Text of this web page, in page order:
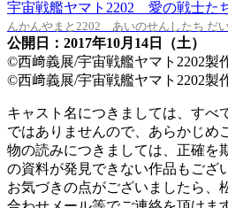
宇宙戦艦ヤマト2202 愛の戦士た
んかんやまと2202 あいのせんしたち だ
公開日：2017年10月14日（土）
©西﨑義展/宇宙戦艦ヤマト2202製
©西﨑義展/宇宙戦艦ヤマト2202製
キャスト名につきましては、すべ
ではありませんので、あらかじめ
物の読みにつきましては、正確を
の資料が発見できない作品もござ
お気づきの点がございましたら、